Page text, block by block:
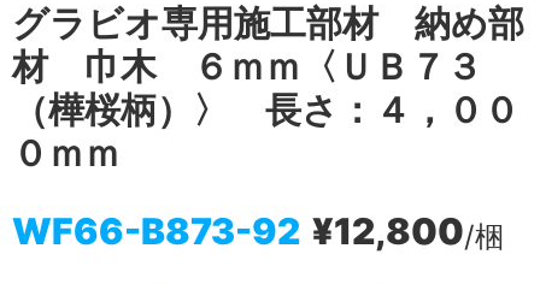
グラビオ専用施工部材 納め部
材 巾木 ６ｍｍ〈ＵＢ７３
（樺桜柄）〉 長さ：４，００
０ｍｍ
WF66-B873-92 ¥12,800/梱